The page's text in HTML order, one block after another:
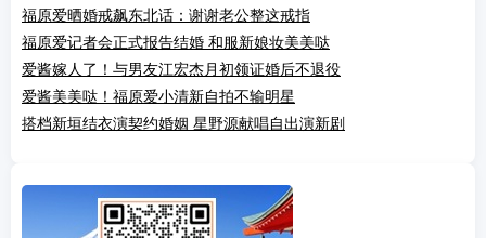
福原爱晒婚戒飙东北话：谢谢老公整这戒指
福原爱记者会正式报告结婚 和服新娘妆美美哒
爱酱嫁人了！与男友江宏杰月初领证婚后不退役
爱酱美美哒！福原爱小清新自拍不输明星
搭档新垣结衣演契约婚姻 星野源献唱自出演新剧